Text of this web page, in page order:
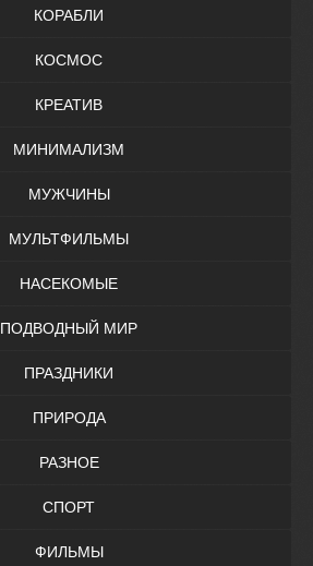
КОРАБЛИ
КОСМОС
КРЕАТИВ
МИНИМАЛИЗМ
МУЖЧИНЫ
МУЛЬТФИЛЬМЫ
НАСЕКОМЫЕ
ПОДВОДНЫЙ МИР
ПРАЗДНИКИ
ПРИРОДА
РАЗНОЕ
СПОРТ
ФИЛЬМЫ